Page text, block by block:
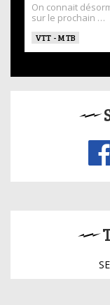
On connait
sur le prochain …
VTT - MTB